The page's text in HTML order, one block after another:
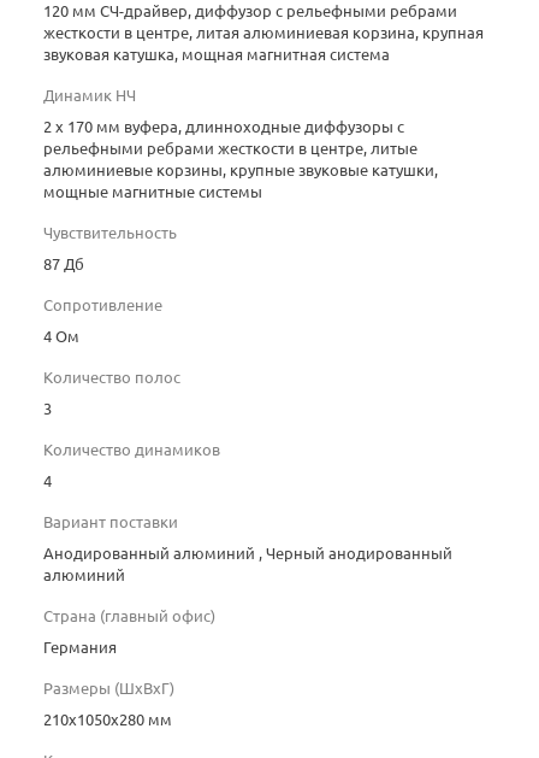
120 мм СЧ-драйвер, диффузор с рельефными ребрами
жесткости в центре, литая алюминиевая корзина, крупная
звуковая катушка, мощная магнитная система
Динамик НЧ
2 х 170 мм вуфера, длинноходные диффузоры с
рельефными ребрами жесткости в центре, литые
алюминиевые корзины, крупные звуковые катушки,
мощные магнитные системы
Чувствительность
87 Дб
Сопротивление
4 Oм
Количество полос
3
Количество динамиков
4
Вариант поставки
Анодированный алюминий , Черный анодированный
алюминий
Страна (главный офис)
Германия
Размеры (ШхВхГ)
210x1050x280 мм